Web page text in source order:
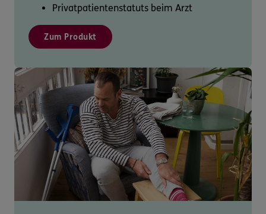
Privatpatientenstatuts beim Arzt
Zum Produkt